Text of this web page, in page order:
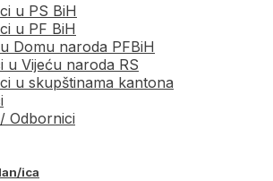
u PS BiH
u PF BiH
Domu naroda PFBiH
u Vijeću naroda RS
u skupštinama kantona
Odbornici
ica